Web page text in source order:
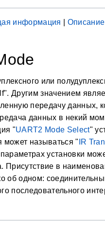
информация Описание
или
Другим значением
передачу данных,
данных в некий
"UART2 Mode Select"
может называться " IR
установки
Присутствие в
об одном:
последовательного